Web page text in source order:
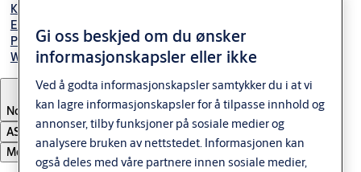
Karriere
Elektromekaniske guider
Partner Area
Webshop
Norway
ASSA ABLOY Group
Meny
Gi oss beskjed om du ønsker
informasjonskapsler eller ikke
Ved å godta informasjonskapsler samtykker du i at vi
kan lagre informasjonskapsler for å tilpasse innhold og
annonser, tilby funksjoner på sosiale medier og
analysere bruken av nettstedet. Informasjonen kan
også deles med våre partnere innen sosiale medier,